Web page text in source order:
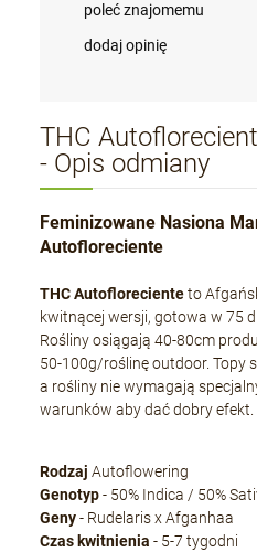
poleć znajomemu
dodaj opinię
THC
- Opis odmiany
Feminizowane Nasiona
Autofloreciente
THC Autoflorecienteto
kwitnącej wersji, gotowa w 75
Rośliny osiągają 40-80cm
50-100g/roślinę outdoor. Topy
a rośliny nie wymagają
warunków aby dać dobry efekt.
Rodzaj Autoflowering
Genotyp- 50% Indica / 50%
Geny- Rudelaris x Afganhaa
Czas kwitnienia - 5-7 tygodni